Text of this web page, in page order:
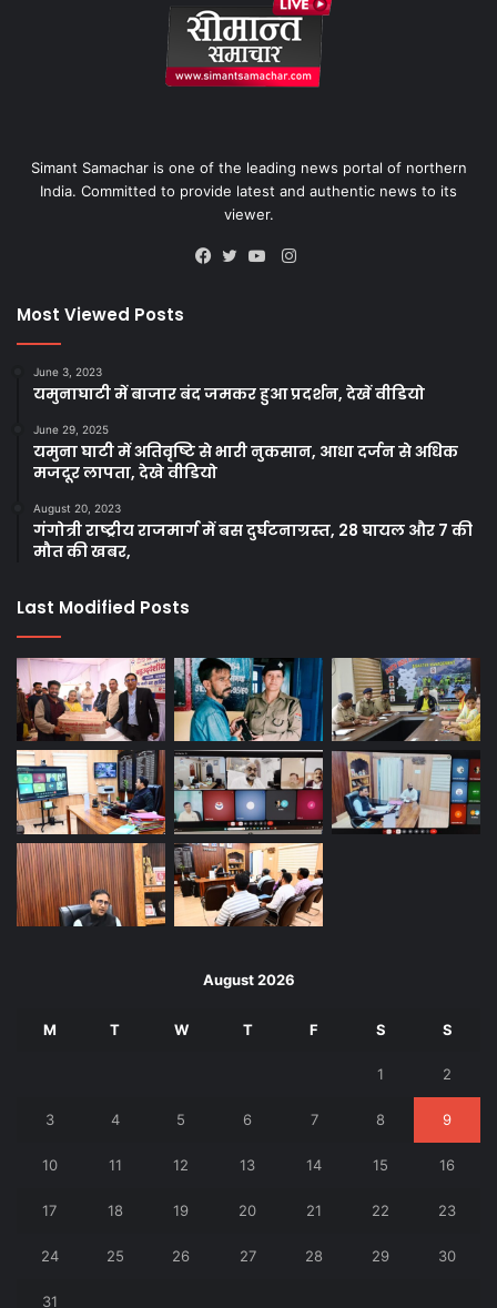
Simant Samachar is one of the leading news portal of northern
India. Committed to provide latest and authentic news to its
viewer.
Instagram
Most Viewed Posts
June 3, 2023
यमुनाघाटी में बाजार बंद जमकर हुआ प्रदर्शन, देखें वीडियो
June 29, 2025
यमुना घाटी में अतिवृष्टि से भारी नुकसान, आधा दर्जन से अधिक
मजदूर लापता, देखे वीडियो
August 20, 2023
गंगोत्री राष्ट्रीय राजमार्ग में बस दुर्घटनाग्रस्त, 28 घायल और 7 की
मौत की खबर,
Last Modified Posts
August 2026
M T W T F S S
1 2
3 4 5 6 7 8 9
10 11 12 13 14 15 16
17 18 19 20 21 22 23
24 25 26 27 28 29 30
31